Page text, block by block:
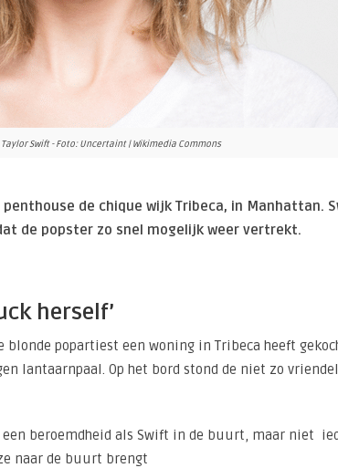
Taylor Swift - Foto: Uncertaint | Wikimedia Commons
de chique wijk Tribeca, in Manhattan.
de popster zo snel mogelijk weer vertrekt.
herself’
blonde popartiest een woning in Tribeca heeft
lantaarnpaal. Op het bord stond de niet zo
beroemdheid als Swift in de buurt, maar niet
naar de buurt brengt